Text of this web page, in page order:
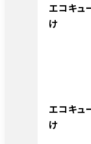
エコキュ
け
エコキュ
け